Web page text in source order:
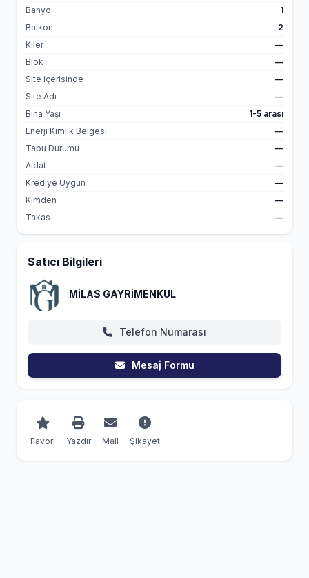
Banyo
1
Balkon
2
Kiler
—
Blok
—
Site içerisinde
—
Site Adı
—
Bina Yaşı
1-5 arası
Enerji Kimlik Belgesi
—
Tapu Durumu
—
Aidat
—
Krediye Uygun
—
Kimden
—
Takas
—
Satıcı Bilgileri
MİLAS GAYRİMENKUL
Telefon Numarası
Mesaj Formu
Favori Yazdır Mail Şikayet